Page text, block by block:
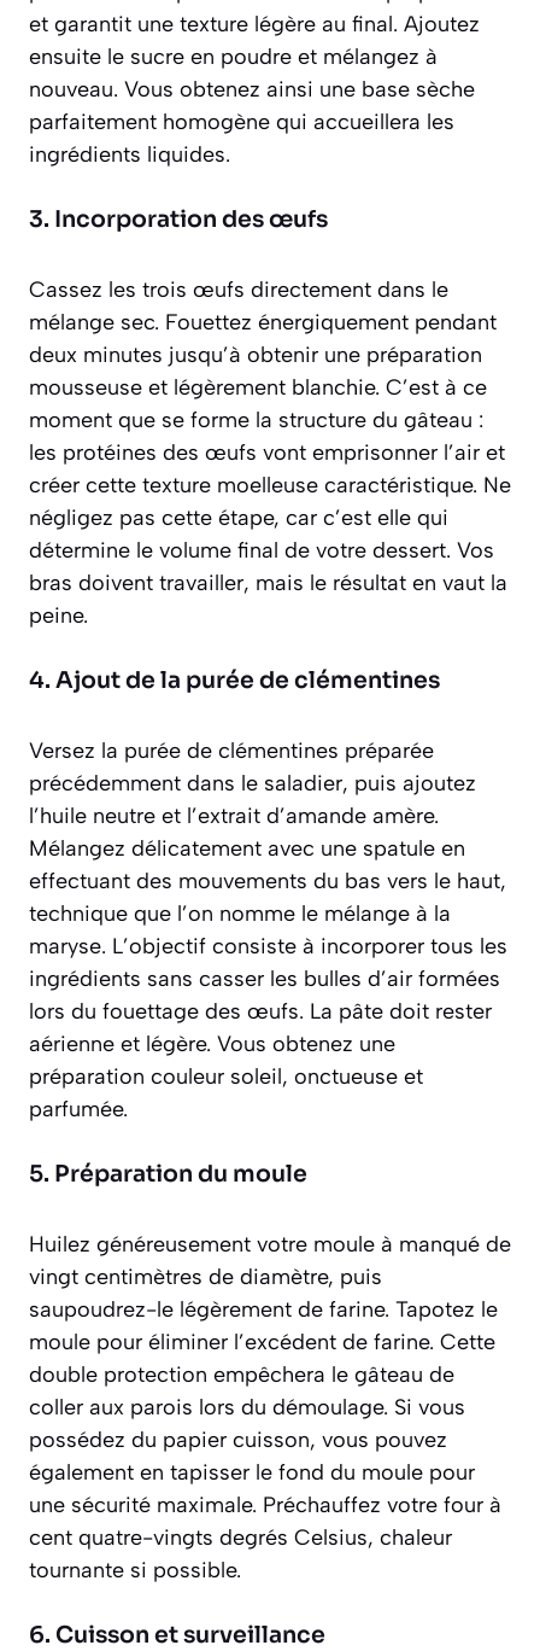
et garantit une texture légère au final. Ajoutez
ensuite le sucre en poudre et mélangez à
nouveau. Vous obtenez ainsi une base sèche
parfaitement homogène qui accueillera les
ingrédients liquides.
3. Incorporation des œufs
Cassez les trois œufs directement dans le
mélange sec. Fouettez énergiquement pendant
deux minutes jusqu’à obtenir une préparation
mousseuse et légèrement blanchie. C’est à ce
moment que se forme la structure du gâteau :
les protéines des œufs vont emprisonner l’air et
créer cette texture moelleuse caractéristique. Ne
négligez pas cette étape, car c’est elle qui
détermine le volume final de votre dessert. Vos
bras doivent travailler, mais le résultat en vaut la
peine.
4. Ajout de la purée de clémentines
Versez la purée de clémentines préparée
précédemment dans le saladier, puis ajoutez
l’huile neutre et l’extrait d’amande amère.
Mélangez délicatement avec une spatule en
effectuant des mouvements du bas vers le haut,
technique que l’on nomme le mélange à la
maryse. L’objectif consiste à incorporer tous les
ingrédients sans casser les bulles d’air formées
lors du fouettage des œufs. La pâte doit rester
aérienne et légère. Vous obtenez une
préparation couleur soleil, onctueuse et
parfumée.
5. Préparation du moule
Huilez généreusement votre moule à manqué de
vingt centimètres de diamètre, puis
saupoudrez-le légèrement de farine. Tapotez le
moule pour éliminer l’excédent de farine. Cette
double protection empêchera le gâteau de
coller aux parois lors du démoulage. Si vous
possédez du papier cuisson, vous pouvez
également en tapisser le fond du moule pour
une sécurité maximale. Préchauffez votre four à
cent quatre-vingts degrés Celsius, chaleur
tournante si possible.
6. Cuisson et surveillance